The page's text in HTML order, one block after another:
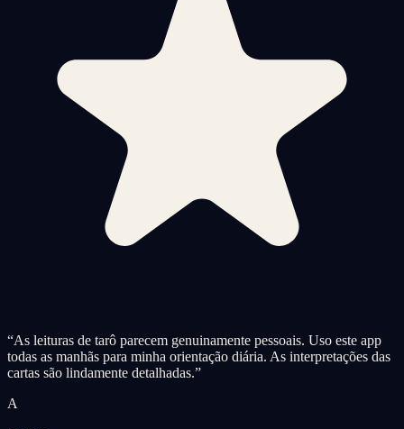
“As leituras de tarô parecem genuinamente pessoais. Uso este app
todas as manhãs para minha orientação diária. As interpretações das
cartas são lindamente detalhadas.”
A